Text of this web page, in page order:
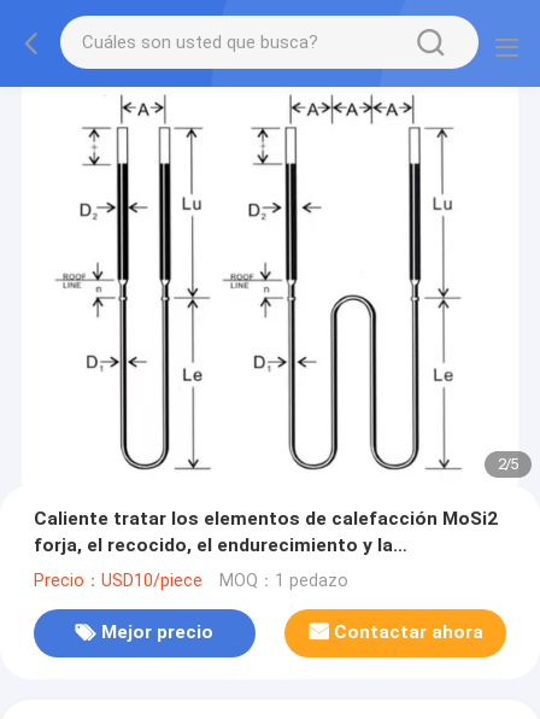
2/5
Caliente tratar los elementos de calefacción MoSi2
forja, el recocido, el endurecimiento y la
desoxidación
Precio：USD10/piece MOQ：1 pedazo
Mejor precio Contactar ahora